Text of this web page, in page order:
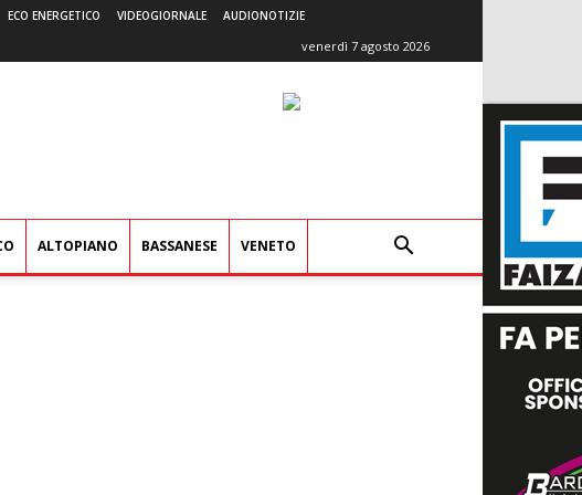
ECO ENERGETICO VIDEOGIORNALE AUDIONOTIZIE
venerdì 7 agosto 2026
ALTOPIANO BASSANESE VENETO